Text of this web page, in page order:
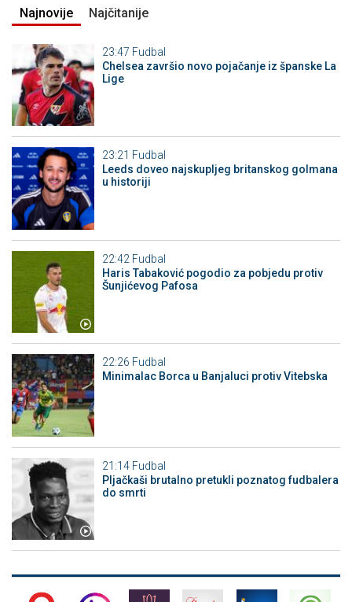
Najnovije Najčitanije
23:47 Fudbal
Chelsea završio novo pojačanje iz španske La
Lige
23:21 Fudbal
Leeds doveo najskupljeg britanskog golmana
u historiji
22:42 Fudbal
Haris Tabaković pogodio za pobjedu protiv
Šunjićevog Pafosa
22:26 Fudbal
Minimalac Borca u Banjaluci protiv Vitebska
21:14 Fudbal
Pljačkaši brutalno pretukli poznatog fudbalera
do smrti